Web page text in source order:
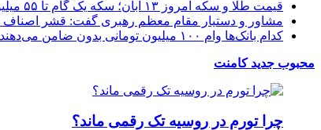
قیمت طلا و سکه امروز ۱۳ آبان؛ سکه یک گام تا ۵۵ میلیون تومانی شدن
مشاور و دستیار مقام معظم رهبری گفت: قشر اصناف و
کدام بانک‌ها وام ۱۰۰ میلیون تومانی بدون ضامن می‌دهند؟
محبوب جدیدکامنت
چرا تورم در روسیه تک رقمی ماند؟